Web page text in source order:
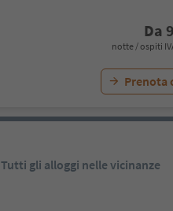
Da
notte / ospiti
Prenota
Tutti gli alloggi nelle vicinanze